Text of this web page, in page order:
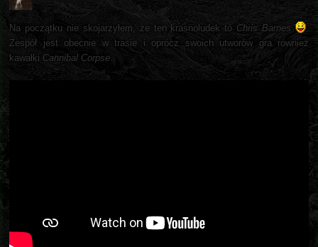
Na początku nie skojarzyłem, że ten krasnoludek to Chris Barnes
.
Zespół jest obecnie w trasie i oprócz swoich utworów gra również
kawałki Cannibal Corpse.